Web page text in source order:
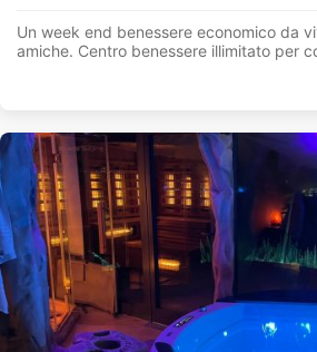
Un week end benessere economico da
amiche. Centro benessere illimitato per